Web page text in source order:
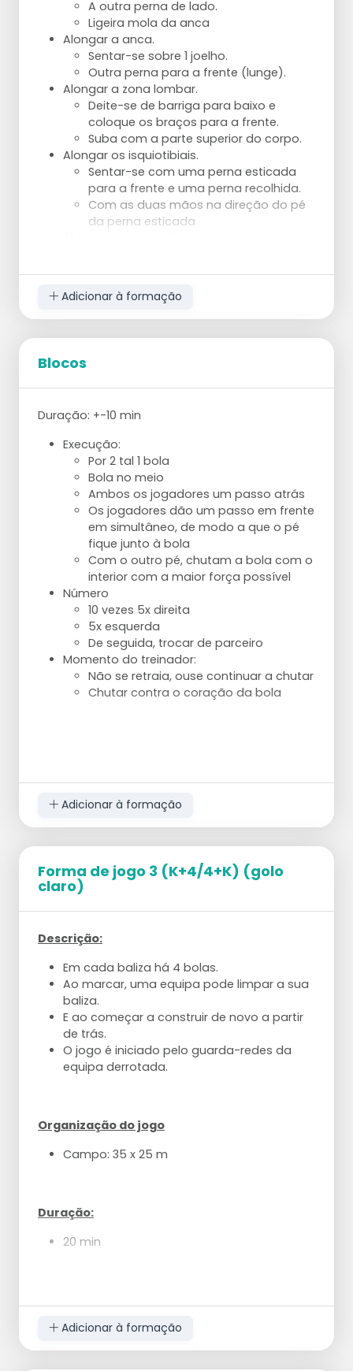
direita.
Variante 4:
Bola alta.
Tomada de controlo.
Virar à esquerda ou à direita.
A outra perna de lado.
Ligeira mola da anca
Alongar a anca.
Sentar-se sobre 1 joelho.
Outra perna para a frente (lunge).
Alongar a zona lombar.
Deite-se de barriga para baixo e
coloque os braços para a frente.
Suba com a parte superior do corpo.
Alongar os isquiotibiais.
Sentar-se com uma perna esticada
para a frente e uma perna recolhida.
Com as duas mãos na direção do pé
da perna esticada
pela coxa e puxar na sua direção.
A outra perna deve ser dobrada e
colocada na parte superior da perna,
ao nível do joelho.
Ponte:
Pranchas:
2 séries de 20-30 segundos
2 séries de 20 repetições
Flexões:
2 séries de 15 repetições
Burpees:
2 séries de 10 repetições
Adicionar à formação
Blocos
Duração: +-10 min
Execução:
Por 2 tal 1 bola
Bola no meio
Ambos os jogadores um passo atrás
Os jogadores dão um passo em frente
em simultâneo, de modo a que o pé
fique junto à bola
Com o outro pé, chutam a bola com o
interior com a maior força possível
Número
10 vezes 5x direita
5x esquerda
De seguida, trocar de parceiro
Momento do treinador:
Não se retraia, ouse continuar a chutar
Chutar contra o coração da bola
Adicionar à formação
Forma de jogo 3 (K+4/4+K) (golo
claro)
Descrição:
Em cada baliza há 4 bolas.
Ao marcar, uma equipa pode limpar a sua
baliza.
E ao começar a construir de novo a partir
de trás.
O jogo é iniciado pelo guarda-redes da
equipa derrotada.
Organização do jogo
Campo: 35 x 25 m
Duração:
20 min
Estar livre e correr livremente + recetor
Adicionar à formação